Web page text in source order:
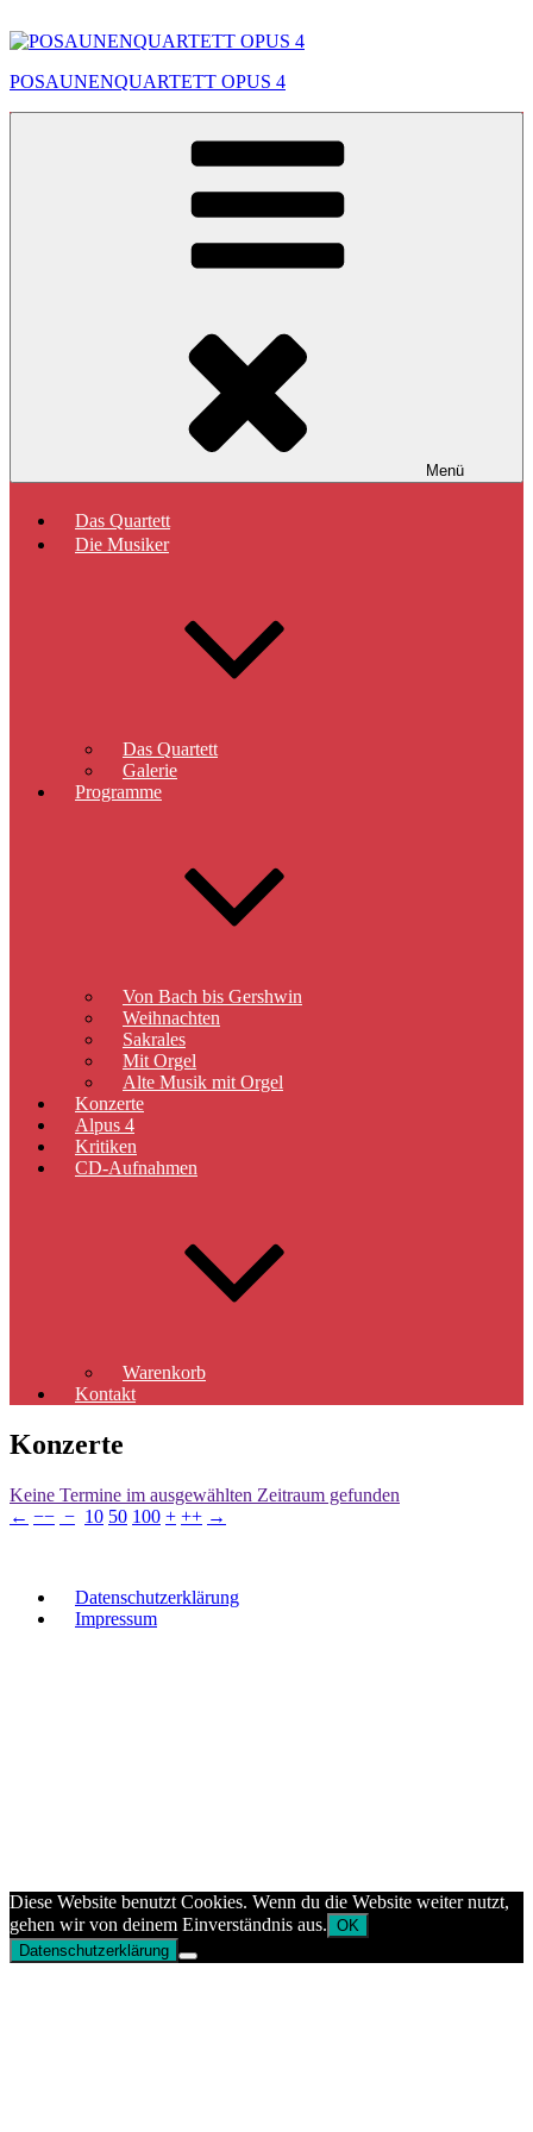
Inhalt
POSAUNENQUARTETT OPUS 4
Menü
Das Quartett
Die Musiker
Das Quartett
Galerie
Programme
Von Bach bis Gershwin
Weihnachten
Sakrales
Mit Orgel
Alte Musik mit Orgel
Konzerte
Alpus 4
Kritiken
CD-Aufnahmen
Warenkorb
Kontakt
Konzerte
Keine Termine im ausgewählten Zeitraum gefunden
← −− − 10 50 100 + ++ →
Datenschutzerklärung
Impressum
Diese Website benutzt Cookies. Wenn du die Website weiter nutzt,
gehen wir von deinem Einverständnis aus. OK
Datenschutzerklärung